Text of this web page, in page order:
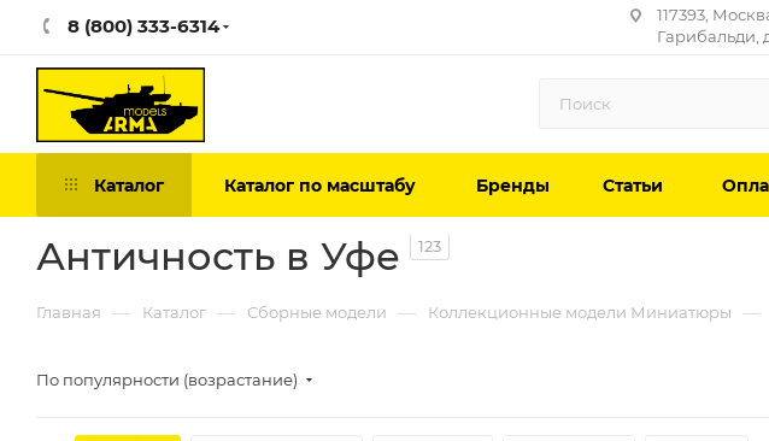
8 (800) 333-6314
117393,
Гарибальди,
Каталог Каталог по масштабу Бренды Статьи
Античность в Уфе 123
Главная — Каталог — Сборные модели — Коллекционные модели Миниатюры —
По популярности (возрастание)